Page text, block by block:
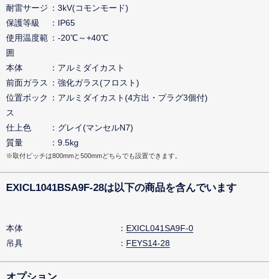
耐雷サージ
3kV(コモンモード)
保護等級
IP65
使用温度範
囲
-20℃～+40℃
本体
アルミダイカスト
前面ガラス
強化ガラス(フロスト)
位置ボック
ス
アルミダイカスト(4方出・プラグ3個付)
仕上色
グレイ(マンセルN7)
質量
9.5kg
※取付ピッチは800mmと500mmどちらでも設置できます。
EXICL1041BSA9F-28は以下の商品を含んでいます
本体
EXICL041SA9F-0
吊具
FEYS14-28